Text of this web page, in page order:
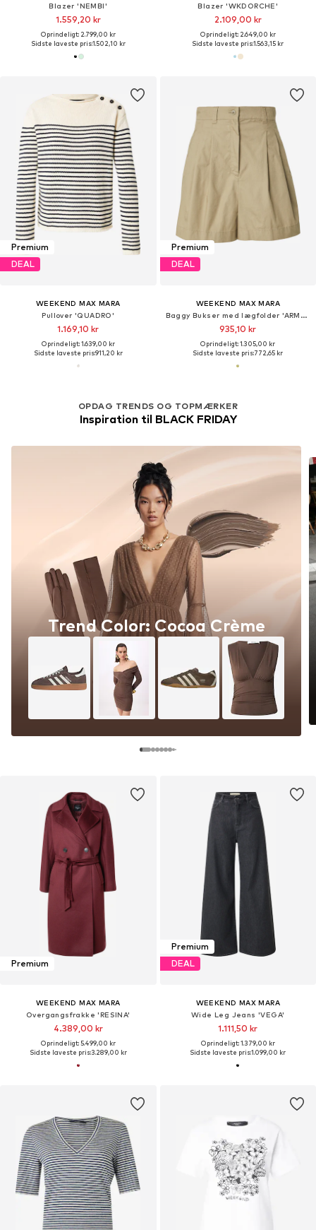
Blazer 'NEMBI'
1.559,20 kr
Oprindeligt: 2.799,00 kr
Sidste laveste pris:1.502,10 kr
Blazer 'WKDORCHE'
2.109,00 kr
Oprindeligt: 2.649,00 kr
Sidste laveste pris:1.563,15 kr
Premium
DEAL
WEEKEND MAX MARA
Pullover 'QUADRO'
1.169,10 kr
Oprindeligt: 1.639,00 kr
Sidste laveste pris:911,20 kr
Premium
DEAL
WEEKEND MAX MARA
Baggy Bukser med lægfolder 'ARMONIA'
935,10 kr
Oprindeligt: 1.305,00 kr
Sidste laveste pris:772,65 kr
Premium
WEEKEND MAX MARA
Overgangsfrakke 'RESINA'
4.389,00 kr
Oprindeligt: 5.499,00 kr
Sidste laveste pris:3.289,00 kr
Premium
DEAL
WEEKEND MAX MARA
Wide Leg Jeans 'VEGA'
1.111,50 kr
Oprindeligt: 1.379,00 kr
Sidste laveste pris:1.099,00 kr
OPDAG TRENDS OG TOPMÆRKER
Inspiration til BLACK FRIDAY
Trend Color: Cocoa Crème